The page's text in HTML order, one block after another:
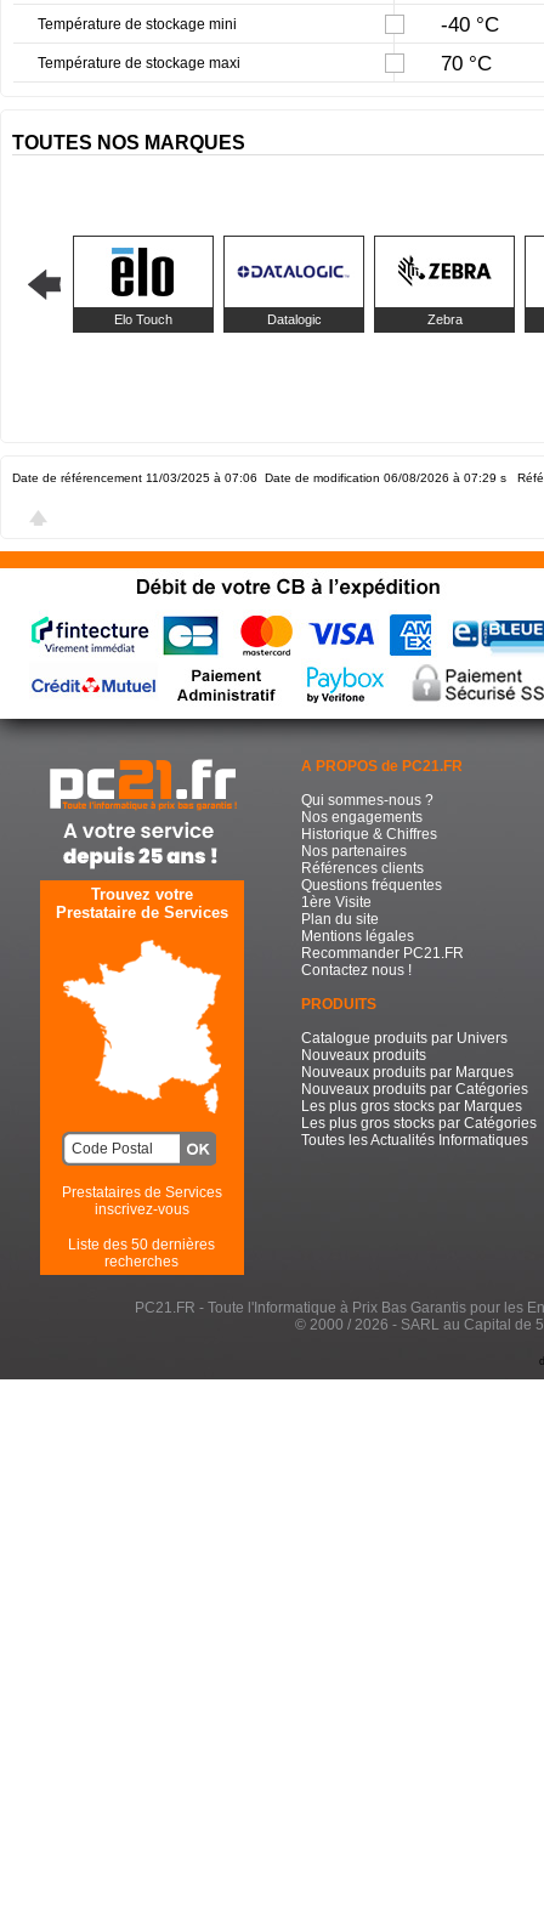
Température de stockage mini -40 °C
Température de stockage maxi 70 °C
TOUTES NOS MARQUES
Elo Touch Datalogic Zebra
Date de référencement 11/03/2025 à 07:06 Date de modification 06/08/2026 à 07:29 s
Trouvez votre
Prestataire de Services
Prestataires de Services
inscrivez-vous
Liste des 50 dernières
recherches
A PROPOS de PC21.FR
Qui sommes-nous ?
Nos engagements
Historique & Chiffres
Nos partenaires
Références clients
Questions fréquentes
1ère Visite
Plan du site
Mentions légales
Recommander PC21.FR
Contactez nous !
PRODUITS
Catalogue produits par Univers
Nouveaux produits
Nouveaux produits par Marques
Nouveaux produits par Catégories
Les plus gros stocks par Marques
Les plus gros stocks par Catégories
Toutes les Actualités Informatiques
PC21.FR - Toute l'Informatique à Prix Bas Garantis pour les
© 2000 / 2026 - SARL au Capital de